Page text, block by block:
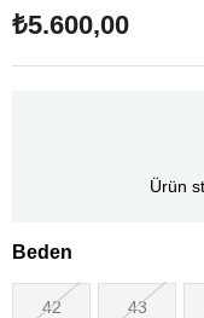
₺5.600,00
Ürün
Beden
42 43